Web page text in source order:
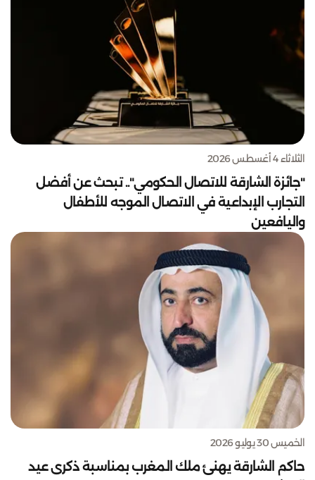
الثلاثاء 4 أغسطس 2026
"جائزة الشارقة للاتصال الحكومي".. تبحث عن أفضل
التجارب الإبداعية في الاتصال الموجه للأطفال
واليافعين
الخميس 30 يوليو 2026
حاكم الشارقة يهنئ ملك المغرب بمناسبة ذكرى عيد